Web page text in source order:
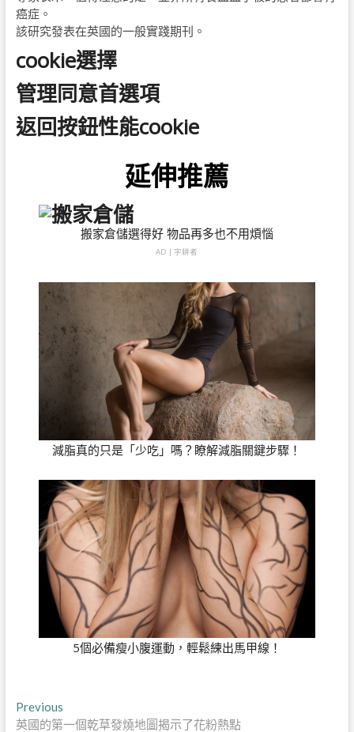
癌症。
該研究發表在英國的一般實踐期刊。
cookie選擇
管理同意首選項
返回按鈕性能cookie
延伸推薦
搬家倉儲選得好 物品再多也不用煩惱
AD | 字耕者
減脂真的只是「少吃」嗎？瞭解減脂關鍵步驟！
5個必備瘦小腹運動，輕鬆練出馬甲線！
文
PreviousPrevious
post:
英國的第一個乾草發燒地圖揭示了花粉熱點